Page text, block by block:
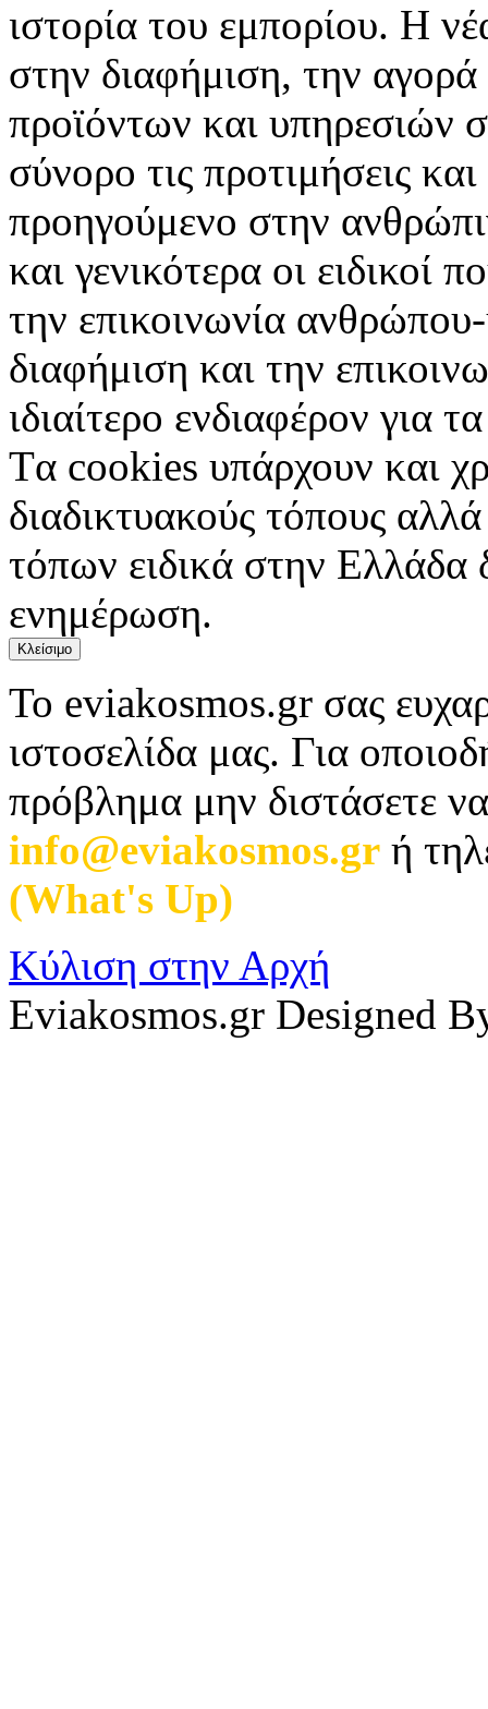
ιστορία του εμπορίου. Η
στην διαφήμιση, την
προϊόντων και υπηρεσιών
σύνορο τις προτιμήσεις
προηγούμενο στην
και γενικότερα οι ειδικοί
την επικοινωνία
διαφήμιση και την
ιδιαίτερο ενδιαφέρον για
Tα cookies υπάρχουν και
διαδικτυακούς τόπους
τόπων ειδικά στην Ελλάδα
ενημέρωση.
Κλείσιμο
Το eviakosmos.gr σας
ιστοσελίδα μας. Για
πρόβλημα μην διστάσετε
info@eviakosmos.gr ή
(What's Up)
Κύλιση στην Αρχή
Eviakosmos.gr Designed